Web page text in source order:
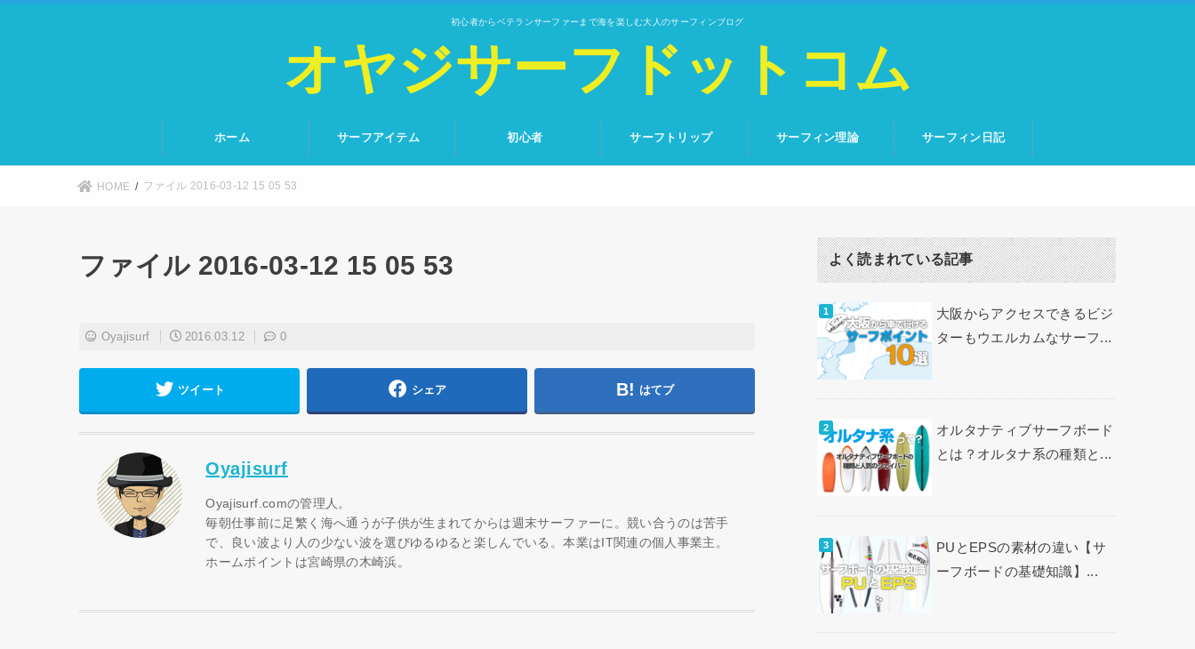
初心者からベテランサーファーまで海を楽しむ大人のサーフィンブログ
オヤジサーフドットコム
ホーム サーフアイテム 初心者 サーフトリップ サーフィン理論 サーフィン日記
HOME ファイル 2016-03-12 15 05 53
ファイル 2016-03-12 15 05 53
Oyajisurf 2016.03.12 0
ツイート シェア はてブ
Oyajisurf
Oyajisurf.comの管理人。
毎朝仕事前に足繁く海へ通うが子供が生まれてからは週末サーファーに。競い合うのは苦手
で、良い波より人の少ない波を選びゆるゆると楽しんでいる。本業はIT関連の個人事業主。
ホームポイントは宮崎県の木崎浜。
よく読まれている記事
大阪からアクセスできるビジ
ターもウエルカムなサーフ...
オルタナティブサーフボード
とは？オルタナ系の種類と...
PUとEPSの素材の違い【サ
ーフボードの基礎知識】...